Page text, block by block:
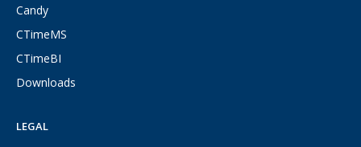
Candy
CTimeMS
CTimeBI
Downloads
LEGAL